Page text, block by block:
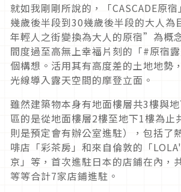
就如我剛剛所說的，「CASCADE原
幾歲後半段到30幾歲後半段的大人
年輕人之街變換為大人的原宿”為概
間度過至高無上幸福片刻的「#原宿
個構想。活用其有高度差的土地地勢
光線導入露天空間的摩登立面。
雖然建築物本身有地面樓層共3樓與
區的是從地面樓層2樓至地下1樓為止
則是預定會有辦公室進駐），包括了
啡店「彩茶房」和來自倫敦的「
京」等，首次進駐日本的店鋪在內，
等等合計7家店鋪進駐。